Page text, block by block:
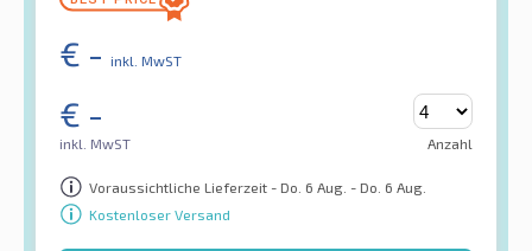
€ - inkl. MwST
€ -
inkl. MwST Anzahl
Voraussichtliche Lieferzeit - Do. 6 Aug. - Do. 6 Aug.
Kostenloser Versand